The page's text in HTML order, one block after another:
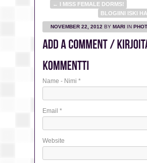
← I MISS FEMALE DORMS!
BLOGIINI ISKI
NOVEMBER 22, 2012 BY MARI IN
Name - Nimi *
Email *
Website